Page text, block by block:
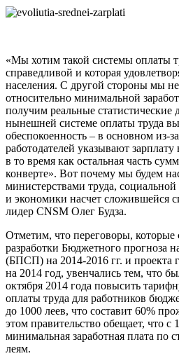
«Мы хотим такой системы оплаты
справедливой и кото­рая
населе­ния. С другой стороны мы
относительно минимальной
получим реальные
нынешней системе оплаты труда
обеспокоенность – в основном из-
работодателей ука­зывают
в то время как остальная часть
конверте». Вот почему мы бу­дем
министерства­ми труда,
и экономики насчет сложившей­ся
лидер CNSM Олег Будза.
Отметим, что переговоры, которые
разработки Бюджетного прогноза
(БПСП) на 2014-2016 гг. и проекта
на 2014 год, увенчались тем, что
октября 2014 года повысить
оплаты труда для работников
до 1000 леев, что со­ставит 60%
этом правительство обещает, что с
минимальная заработная плата по
леям.